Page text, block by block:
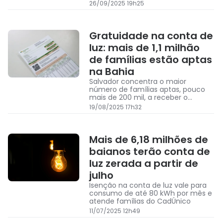
26/09/2025 19h25
Gratuidade na conta de
luz: mais de 1,1 milhão
de famílias estão aptas
na Bahia
Salvador concentra o maior
número de famílias aptas, pouco
mais de 200 mil, a receber o
benefício da Tarifa Social de
Energia Elétrica
19/08/2025 17h32
Mais de 6,18 milhões de
baianos terão conta de
luz zerada a partir de
julho
Isenção na conta de luz vale para
consumo de até 80 kWh por mês e
atende famílias do CadÚnico
11/07/2025 12h49